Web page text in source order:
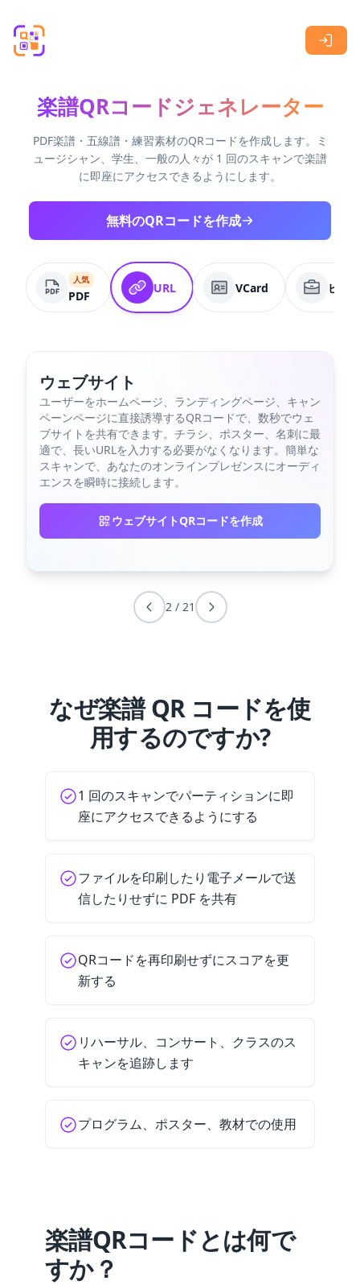
楽譜QRコードジェネレーター
PDF楽譜・五線譜・練習素材のQRコードを作成します。ミ
ュージシャン、学生、一般の人々が 1 回のスキャンで楽譜
に即座にアクセスできるようにします。
無料のQRコードを作成
人気
PDF
URL VCard ビジ
ウェブサイト
ユーザーをホームページ、ランディングページ、キャン
ペーンページに直接誘導するQRコードで、数秒でウェ
ブサイトを共有できます。チラシ、ポスター、名刺に最
適で、長いURLを入力する必要がなくなります。簡単な
スキャンで、あなたのオンラインプレゼンスにオーディ
エンスを瞬時に接続します。
ウェブサイトQRコードを作成
2/ 21
なぜ楽譜 QR コードを使
用するのですか?
1 回のスキャンでパーティションに即
座にアクセスできるようにする
ファイルを印刷したり電子メールで送
信したりせずに PDF を共有
QRコードを再印刷せずにスコアを更
新する
リハーサル、コンサート、クラスのス
キャンを追跡します
プログラム、ポスター、教材での使用
楽譜QRコードとは何で
すか？